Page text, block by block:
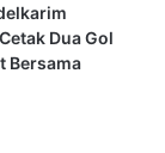
Dua Gol
Bersama